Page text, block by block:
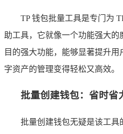
TP 钱包批量工具是专门为
助工具，它就像一个功能强大
目的强大功能，能够显著提升
字资产的管理变得轻松又高效。
批量创建钱包：省时省
批量创建钱包无疑是该工具